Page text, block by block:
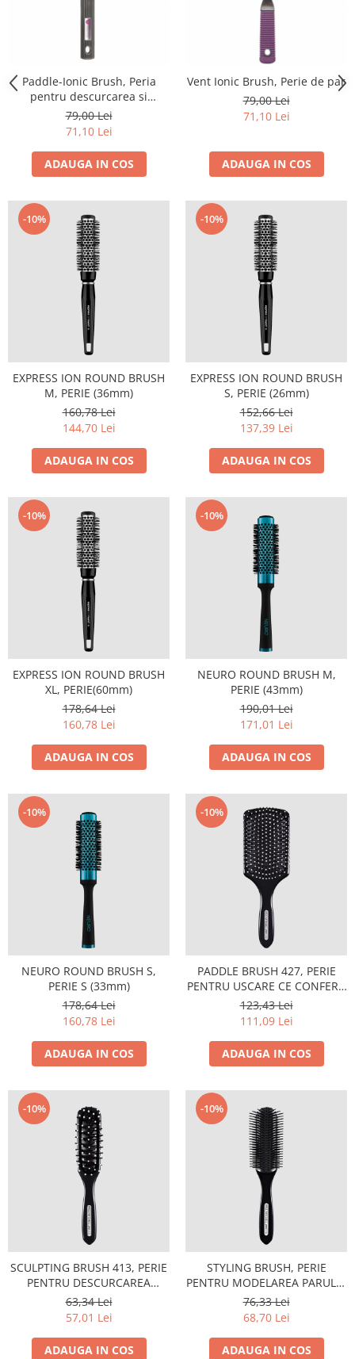
Paddle-Ionic Brush, Peria
pentru descurcarea si
aranjarea parului.
79,00 Lei
71,10 Lei
ADAUGA IN COS
Vent Ionic Brush, Perie de par
79,00 Lei
71,10 Lei
ADAUGA IN COS
-10%
EXPRESS ION ROUND BRUSH
M, PERIE (36mm)
160,78 Lei
144,70 Lei
ADAUGA IN COS
-10%
EXPRESS ION ROUND BRUSH
S, PERIE (26mm)
152,66 Lei
137,39 Lei
ADAUGA IN COS
-10%
EXPRESS ION ROUND BRUSH
XL, PERIE(60mm)
178,64 Lei
160,78 Lei
ADAUGA IN COS
-10%
NEURO ROUND BRUSH M,
PERIE (43mm)
190,01 Lei
171,01 Lei
ADAUGA IN COS
-10%
NEURO ROUND BRUSH S,
PERIE S (33mm)
178,64 Lei
160,78 Lei
ADAUGA IN COS
-10%
PADDLE BRUSH 427, PERIE
PENTRU USCARE CE CONFERA
VOLUM
123,43 Lei
111,09 Lei
ADAUGA IN COS
-10%
SCULPTING BRUSH 413, PERIE
PENTRU DESCURCAREA
PARULUI
63,34 Lei
57,01 Lei
ADAUGA IN COS
-10%
STYLING BRUSH, PERIE
PENTRU MODELAREA PARULUI
407
76,33 Lei
68,70 Lei
ADAUGA IN COS